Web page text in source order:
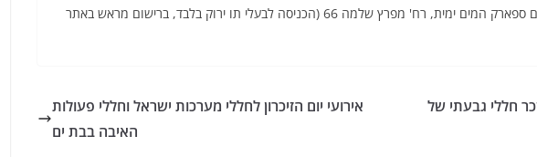
הזמנים בשעה 21:00, ב"פשא" במתחם ספארק המים ימית, רח' מפרץ שלמה 66 (הכניסה לבעלי תו ירוק בלבד, ברישום מראש באתר
לזכר חללי גבעתי של
אירועי יום הזיכרון לחללי מערכות ישראל וחללי פעולות
האיבה בבת ים